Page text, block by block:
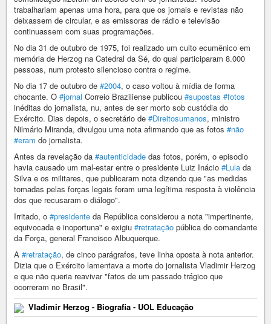
trabalhariam apenas uma hora, para que os jornais e revistas não
deixassem de circular, e as emissoras de rádio e televisão
continuassem com suas programações.
No dia 31 de outubro de 1975, foi realizado um culto ecumênico em
memória de Herzog na Catedral da Sé, do qual participaram 8.000
pessoas, num protesto silencioso contra o regime.
No dia 17 de outubro de #2004, o caso voltou à mídia de forma
chocante. O #jornal Correio Braziliense publicou #supostas #fotos
inéditas do jornalista, nu, antes de ser morto sob custódia do
Exército. Dias depois, o secretário de #Direitosumanos, ministro
Nilmário Miranda, divulgou uma nota afirmando que as fotos #não
#eram do jornalista.
Antes da revelação da #autenticidade das fotos, porém, o episodio
havia causado um mal-estar entre o presidente Luiz Inácio #Lula da
Silva e os militares, que publicaram nota dizendo que "as medidas
tomadas pelas forças legais foram uma legítima resposta à violência
dos que recusaram o diálogo".
Irritado, o #presidente da República considerou a nota "impertinente,
equivocada e inoportuna" e exigiu #retratação pública do comandante
da Força, general Francisco Albuquerque.
A #retratação, de cinco parágrafos, teve linha oposta à nota anterior.
Dizia que o Exército lamentava a morte do jornalista Vladimir Herzog
e que não queria reavivar "fatos de um passado trágico que
ocorreram no Brasil".
Vladimir Herzog - Biografia - UOL Educação